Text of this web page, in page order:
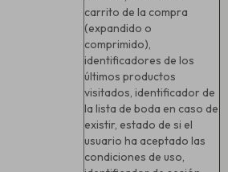
carrito de la compra
(expandido o
comprimido),
identificadores de los
últimos productos
visitados, identificador de
la lista de boda en caso de
existir, estado de si el
usuario ha aceptado las
condiciones de uso,